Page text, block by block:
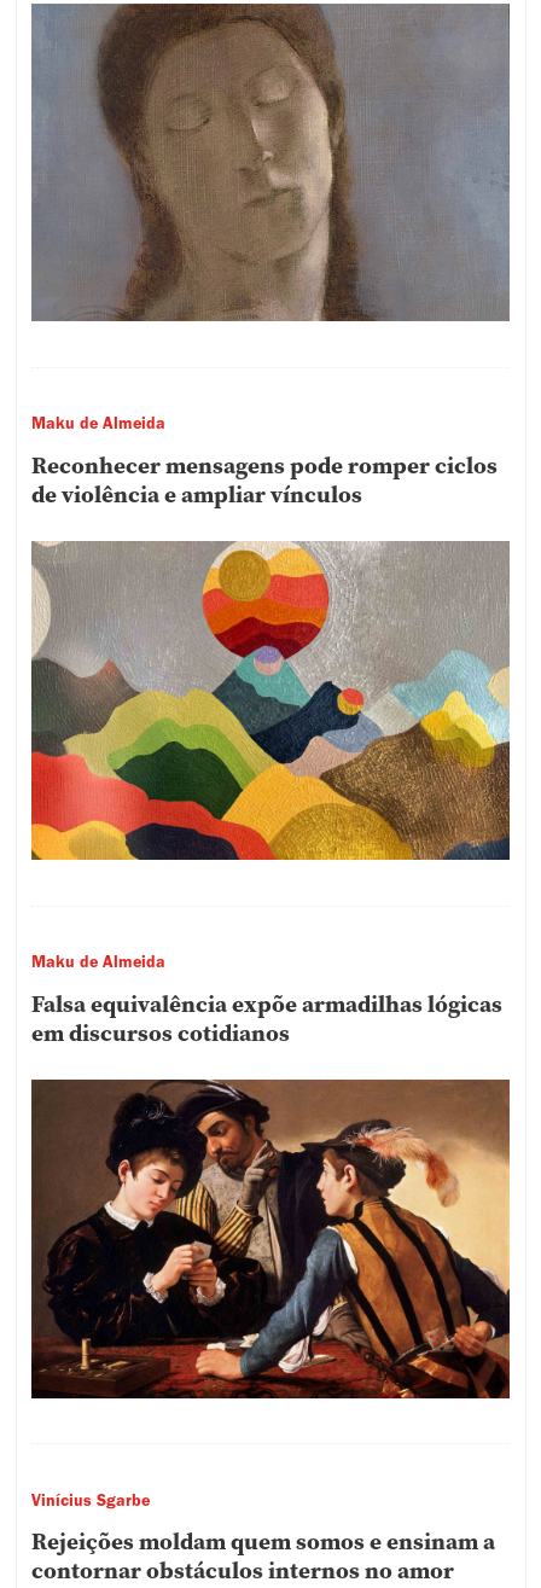
Maku de Almeida
Reconhecer mensagens pode romper ciclos
de violência e ampliar vínculos
Maku de Almeida
Falsa equivalência expõe armadilhas lógicas
em discursos cotidianos
Vinícius Sgarbe
Rejeições moldam quem somos e ensinam a
contornar obstáculos internos no amor